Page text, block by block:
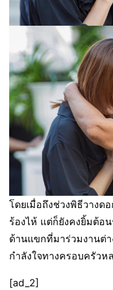
โดยเมื่อถึงช่วงพิธีวาง
ร้องไห้ แต่ก็ยังคงยิ้มต้
ด้านแขกที่มาร่วมงานต่า
กำลังใจทางครอบครัวห
[ad_2]